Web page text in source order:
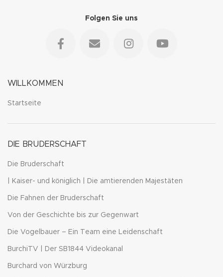
Folgen Sie uns
WILLKOMMEN
Startseite
DIE BRUDERSCHAFT
Die Bruderschaft
| Kaiser- und königlich | Die amtierenden Majestäten
Die Fahnen der Bruderschaft
Von der Geschichte bis zur Gegenwart
Die Vogelbauer – Ein Team eine Leidenschaft
BurchiTV | Der SB1844 Videokanal
Burchard von Würzburg